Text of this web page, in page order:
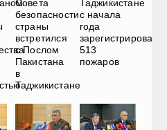
Совета
безопасности
страны
встретился
с Послом
Пакистана
в
Таджикистане
Таджикистане
с начала
года
зарегистрировано
513
пожаров